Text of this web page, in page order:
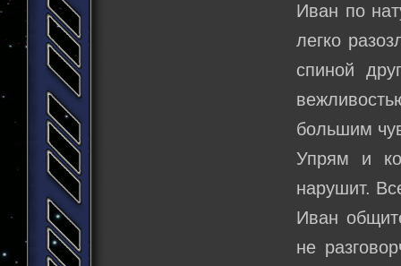
Иван по
легко
спиной
большим
Упрям и
нарушит.
Иван
не